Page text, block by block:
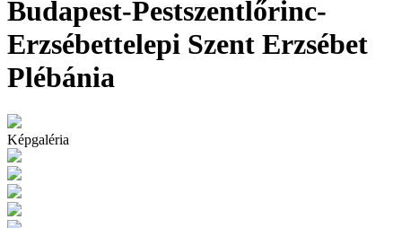
Budapest-Pestszentlőrinc-
Erzsébettelepi Szent Erzsébet
Plébánia
Képgaléria